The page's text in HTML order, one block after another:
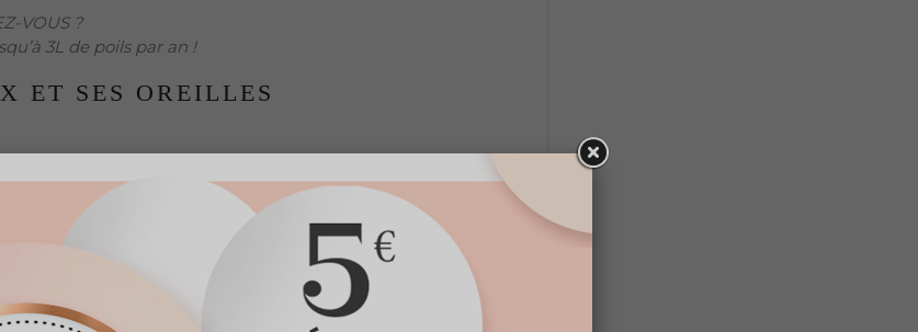
VOUS ?
3L de poils par an !
ET SES OREILLES
au niveau des yeux. Cet organe nécessite un
Pour nettoyer les yeux de votre animal, il est
oculaire